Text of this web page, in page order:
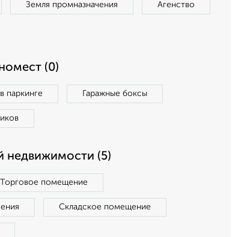
Земля промназначения Агенство
(0)
паркинге Гаражные боксы
недвижимости (5)
Торговое помещение
Складское помещение